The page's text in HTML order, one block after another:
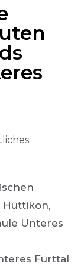
Hüttikon,
Unteres
Furttal